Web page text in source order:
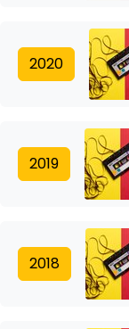
2020
2019
2018